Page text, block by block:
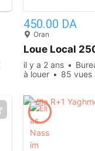
450.00 DA
Oran
Loue Local
il y a 2 ans
à louer
85 vues